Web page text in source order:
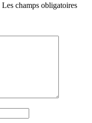
Les champs obligatoires